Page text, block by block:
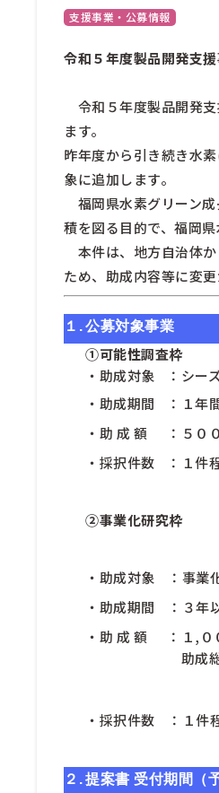
支援事業・公募情報
令和５年度製品開発支
令和５年度製品開発
ます。
昨年度から引き続き水
象に追加します。
福岡県水素グリーン
積を図る目的で、福岡
本件は、地方自治体
ため、助成内容等に変
１.公募対象事業
①可能性調査枠
・助成対象
：シー
・助成期間
：１年
・助 成 額
：５０
・採択件数
：１件
②事業化研究枠
・助成対象
：事業
・助成期間
：３年
・助 成 額
：１,
助成
・採択件数 ：１件
２.提案書 受付期間（